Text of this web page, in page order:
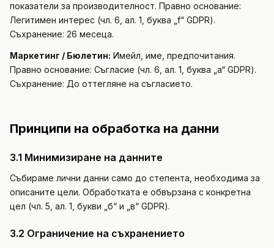
показатели за производителност. Правно основание:
Легитимен интерес (чл. 6, ал. 1, буква „f“ GDPR).
Съхранение: 26 месеца.
Маркетинг / Бюлетин: Имейл, име, предпочитания.
Правно основание: Съгласие (чл. 6, ал. 1, буква „a“ GDPR).
Съхранение: До оттегляне на съгласието.
Принципи на обработка на данни
3.1 Минимизиране на данните
Събираме лични данни само до степента, необходима за
описаните цели. Обработката е обвързана с конкретна
цел (чл. 5, ал. 1, букви „б“ и „в“ GDPR).
3.2 Ограничение на съхранението